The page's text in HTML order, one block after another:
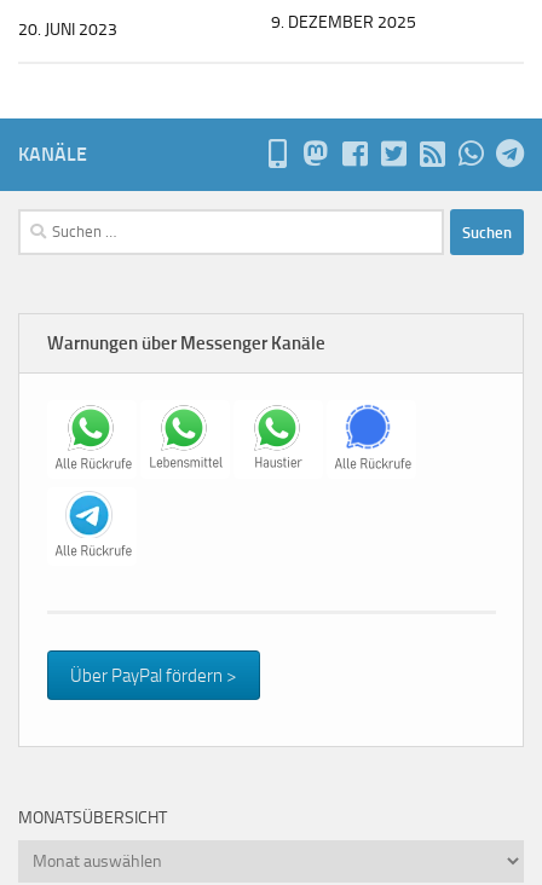
20. JUNI 2023 9. DEZEMBER 2025
KANÄLE
Suchen
nach:
Warnungen über Messenger Kanäle
Über PayPal fördern >
MONATSÜBERSICHT
Monatsübersicht